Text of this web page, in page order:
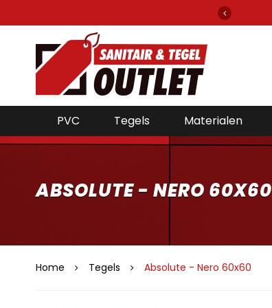
PVC Tegels Materialen
ABSOLUTE - NERO 60X60
Home Tegels Absolute - Nero 60x60